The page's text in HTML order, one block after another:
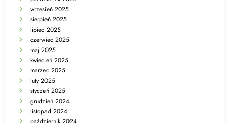
wrzesień 2025
sierpień 2025
lipiec 2025
czerwiec 2025
maj 2025
kwiecień 2025
marzec 2025
luty 2025
styczeń 2025
grudzień 2024
listopad 2024